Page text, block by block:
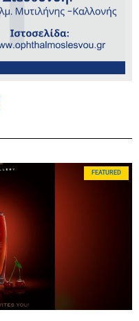
FEATURED